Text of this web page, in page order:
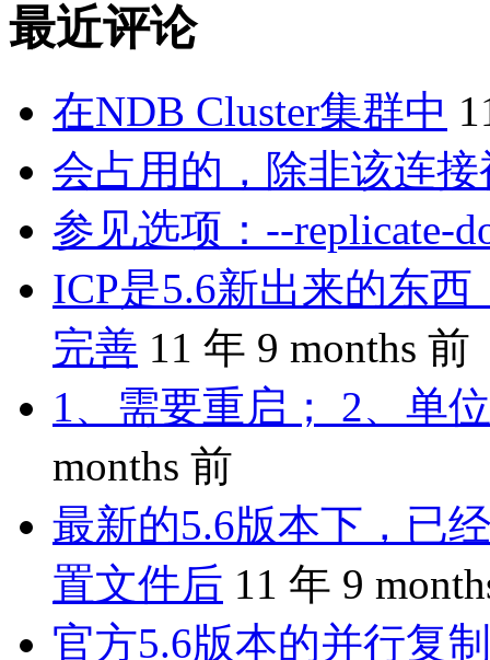
最近评论
在NDB Cluster集群中
会占用的，除非该连
参见选项：--replicate-
ICP是5.6新出来的东
完善 11 年 9 months 前
1、需要重启； 2、单
months 前
最新的5.6版本下，已
置文件后 11 年 9
官方5.6版本的并行复